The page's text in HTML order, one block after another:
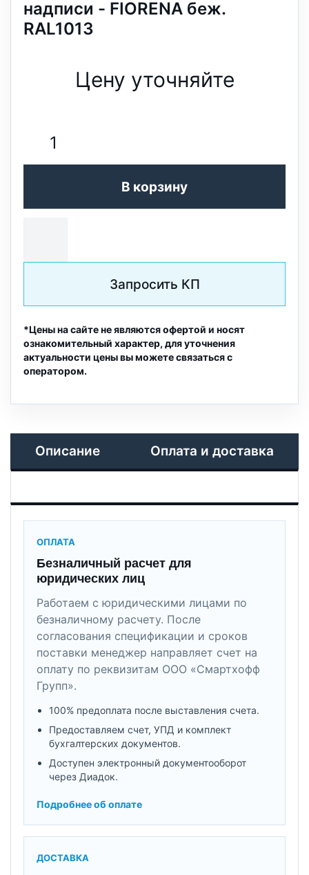
надписи - FIORENA беж.
RAL1013
Цену уточняйте
В корзину
Запросить КП
*Цены на сайте не являются офертой и носят
ознакомительный характер, для уточнения
актуальности цены вы можете связаться с
оператором.
Описание Оплата и доставка
ОПЛАТА
Безналичный расчет для
юридических лиц
Работаем с юридическими лицами по
безналичному расчету. После
согласования спецификации и сроков
поставки менеджер направляет счет на
оплату по реквизитам ООО «Смартхофф
Групп».
100% предоплата после выставления счета.
Предоставляем счет, УПД и комплект
бухгалтерских документов.
Доступен электронный документооборот
через Диадок.
Подробнее об оплате
ДОСТАВКА